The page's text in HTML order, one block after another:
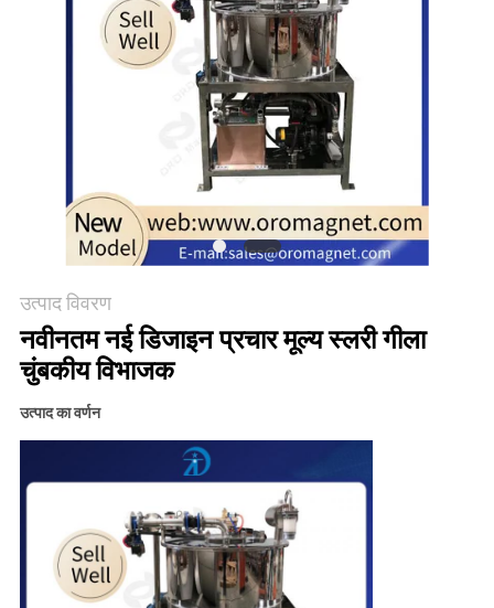
उत्पाद विवरण
नवीनतम नई डिजाइन प्रचार मूल्य स्लरी गीला
चुंबकीय विभाजक
उत्पाद का वर्णन